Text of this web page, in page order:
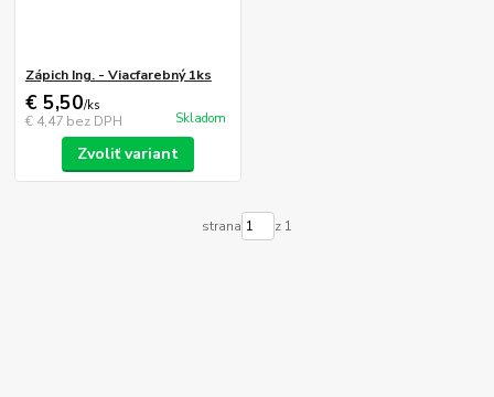
Zápich Ing. - Viacfarebný 1ks
€ 5,50/ks
€ 4,47 bez DPH Skladom
Zvoliť variant
strana z 1